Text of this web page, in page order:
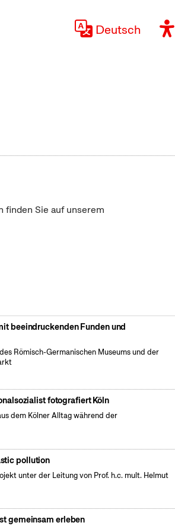
Deutsch
Sie auf unserem
beeindruckenden Funden und
Römisch-Germanischen Museums und der
fotografiert Köln
dem Kölner Alltag während der
pollution
unter der Leitung von Prof. h.c. mult. Helmut
gemeinsam erleben